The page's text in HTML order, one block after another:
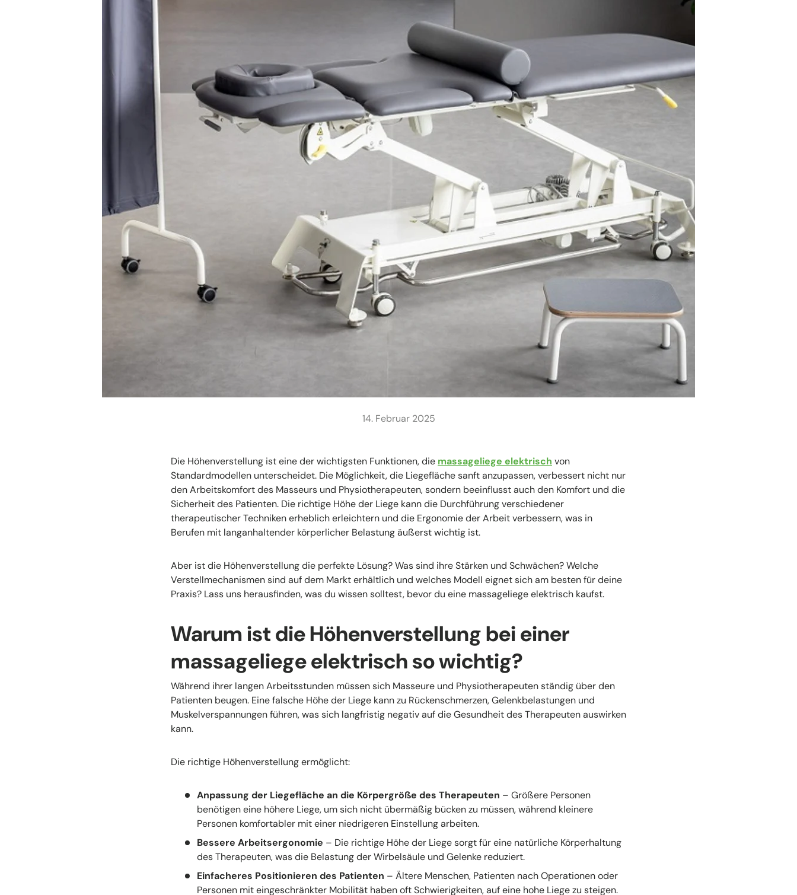
14. Februar 2025
Die Höhenverstellung ist eine der wichtigsten Funktionen, die massageliege elektrisch von
Standardmodellen unterscheidet. Die Möglichkeit, die Liegefläche sanft anzupassen, verbessert nicht nur
den Arbeitskomfort des Masseurs und Physiotherapeuten, sondern beeinflusst auch den Komfort und die
Sicherheit des Patienten. Die richtige Höhe der Liege kann die Durchführung verschiedener
therapeutischer Techniken erheblich erleichtern und die Ergonomie der Arbeit verbessern, was in
Berufen mit langanhaltender körperlicher Belastung äußerst wichtig ist.
Aber ist die Höhenverstellung die perfekte Lösung? Was sind ihre Stärken und Schwächen? Welche
Verstellmechanismen sind auf dem Markt erhältlich und welches Modell eignet sich am besten für deine
Praxis? Lass uns herausfinden, was du wissen solltest, bevor du eine massageliege elektrisch kaufst.
Warum ist die Höhenverstellung bei einer
massageliege elektrisch so wichtig?
Während ihrer langen Arbeitsstunden müssen sich Masseure und Physiotherapeuten ständig über den
Patienten beugen. Eine falsche Höhe der Liege kann zu Rückenschmerzen, Gelenkbelastungen und
Muskelverspannungen führen, was sich langfristig negativ auf die Gesundheit des Therapeuten auswirken
kann.
Die richtige Höhenverstellung ermöglicht:
Anpassung der Liegefläche an die Körpergröße des Therapeuten – Größere Personen
benötigen eine höhere Liege, um sich nicht übermäßig bücken zu müssen, während kleinere
Personen komfortabler mit einer niedrigeren Einstellung arbeiten.
Bessere Arbeits­ergo­nomie – Die richtige Höhe der Liege sorgt für eine natürliche Körperhaltung
des Therapeuten, was die Belastung der Wirbelsäule und Gelenke reduziert.
Einfacheres Positionieren des Patienten – Ältere Menschen, Patienten nach Operationen oder
Personen mit eingeschränkter Mobilität haben oft Schwierigkeiten, auf eine hohe Liege zu steigen.